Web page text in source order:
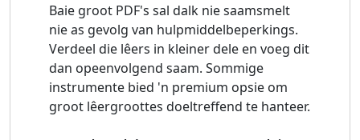
Baie groot PDF's sal dalk nie saamsmelt
nie as gevolg van hulpmiddelbeperkings.
Verdeel die lêers in kleiner dele en voeg dit
dan opeenvolgend saam. Sommige
instrumente bied 'n premium opsie om
groot lêergroottes doeltreffend te hanteer.